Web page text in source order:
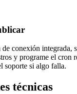
conexión integrada,
y programe el cron
soporte si algo falla.
técnicas